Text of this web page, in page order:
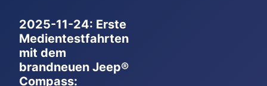
2025-11-24: Erste
Medientestfahrten
mit dem
brandneuen Jeep®
Compass: